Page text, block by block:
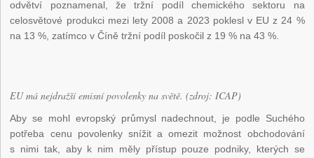
odvětví poznamenal, že tržní podíl chemického sektoru na
celosvětové produkci mezi lety 2008 a 2023 poklesl v EU z 24 %
na 13 %, zatímco v Číně tržní podíl poskočil z 19 % na 43 %.
EU má nejdražší emisní povolenky na světě. (zdroj: ICAP)
Aby se mohl evropský průmysl nadechnout, je podle Suchého
potřeba cenu povolenky snížit a omezit možnost obchodování
s nimi tak, aby k nim měly přístup pouze podniky, kterých se